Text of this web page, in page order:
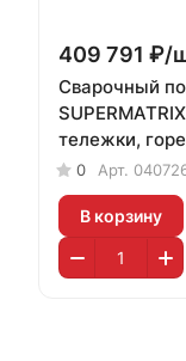
409 791 ₽/
Сварочный
тележки,
0 Арт.
В корзину